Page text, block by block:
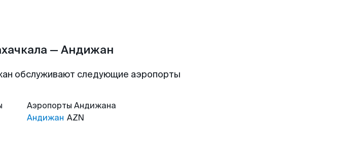
— Андижан
обслуживают следующие аэропорты
Аэропорты Андижана
Андижан AZN